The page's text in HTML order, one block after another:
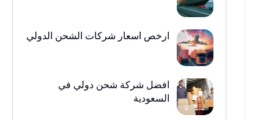
ارخص اسعار شركات الشحن الدولي
افضل شركة شحن دولي في
السعودية